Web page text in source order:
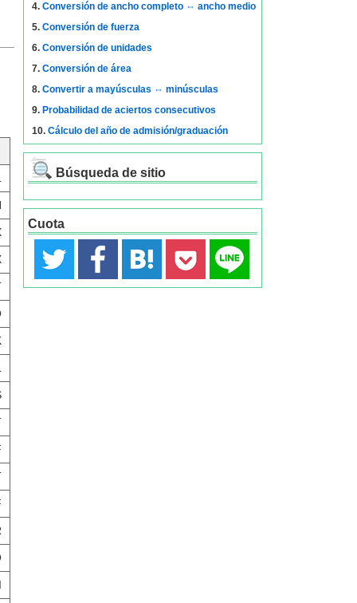
4. Conversión de ancho completo ⇔ ancho medio
5. Conversión de fuerza
6. Conversión de unidades
7. Conversión de área
8. Convertir a mayúsculas ⇔ minúsculas
9. Probabilidad de aciertos consecutivos
10. Cálculo del año de admisión/graduación
Búsqueda de sitio
Cuota